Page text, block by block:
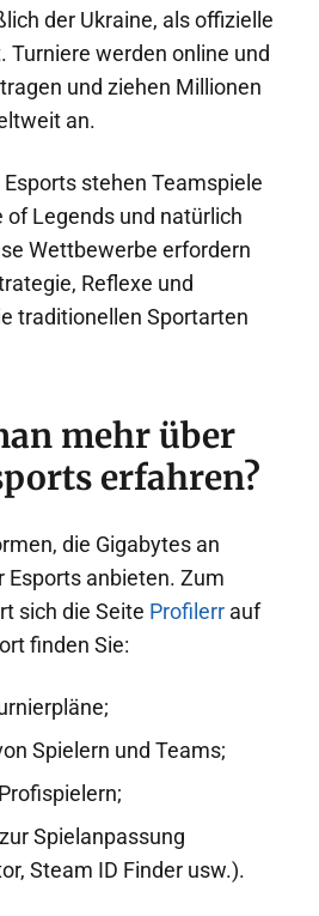
der Ukraine, als offizielle
Turniere werden online und
und ziehen Millionen
an.
stehen Teamspiele
of Legends und natürlich
Wettbewerbe erfordern
Reflexe und
traditionellen Sportarten
mehr über
erfahren?
die Gigabytes an
Esports anbieten. Zum
sich die Seite Profilerr auf
finden Sie:
Spielern und Teams;
Spielanpassung
Steam ID Finder usw.).